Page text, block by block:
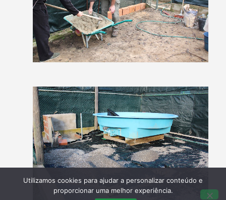
Utilizamos cookies para ajudar a personalizar conteúdo e
proporcionar uma melhor experiência.